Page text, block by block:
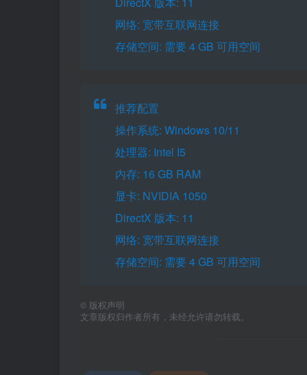
网络: 宽带互联网连接
存储空间: 需要 4 GB 可用空间
推荐配置
操作系统: Windows 10/11
处理器: Intel I5
内存: 16 GB RAM
显卡: NVIDIA 1050
DirectX 版本: 11
网络: 宽带互联网连接
存储空间: 需要 4 GB 可用空间
© 版权声明
文章版权归作者所有，未经允许请勿转载。